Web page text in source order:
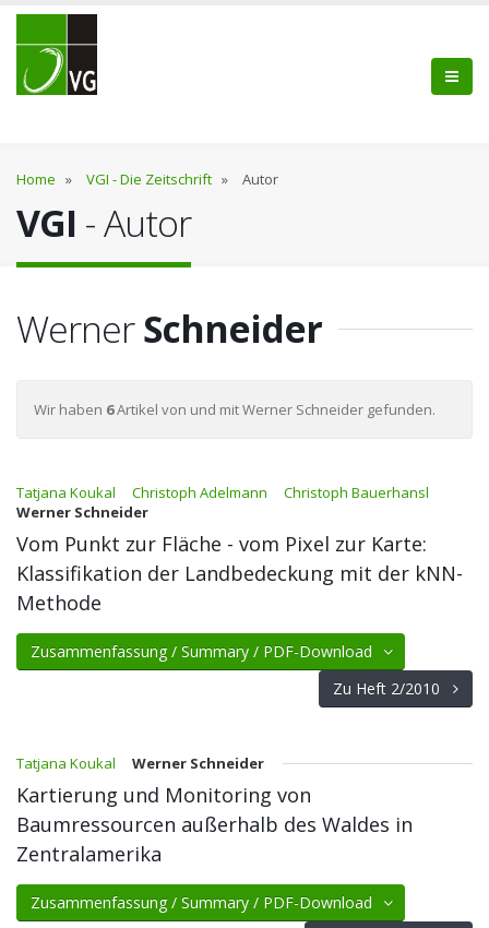
Home » VGI - Die Zeitschrift » Autor
VGI - Autor
WernerSchneider
Wir haben 6Artikel von und mit Werner Schneider gefunden.
Tatjana Koukal Christoph Adelmann
Christoph Bauerhansl
Werner Schneider
Vom Punkt zur Fläche - vom Pixel zur Karte:
Klassifikation der Landbedeckung mit der kNN-
Methode
Zusammenfassung / Summary / PDF-Download
Zu Heft 2/2010
Tatjana Koukal Werner Schneider
Kartierung und Monitoring von
Baumressourcen außerhalb des Waldes in
Zentralamerika
Zusammenfassung / Summary / PDF-Download